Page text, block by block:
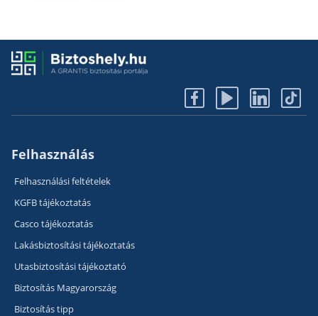
Felhasználás
Felhasználási feltételek
KGFB tájékoztatás
Casco tájékoztatás
Lakásbiztosítási tájékoztatás
Utasbiztosítási tájékoztató
Biztosítás Magyarország
Biztosítás tipp